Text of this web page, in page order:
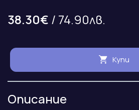
38.30€ / 74.90лв.
Купи
Описание